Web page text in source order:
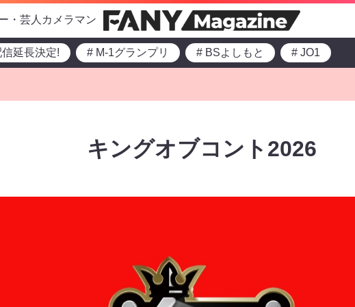
・芸人カメラマン
延長決定! # M-1グランプリ # BSよしもと # JO1
キングオブコント2026